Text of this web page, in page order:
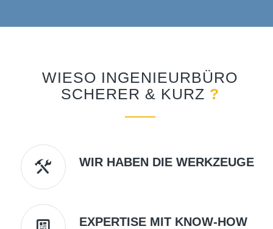
WIESO INGENIEURBÜRO
SCHERER & KURZ ?
WIR HABEN DIE WERKZEUGE
EXPERTISE MIT KNOW-HOW